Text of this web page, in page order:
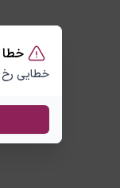
خطا
خطایی